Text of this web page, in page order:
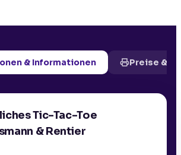
& Informationen Preise &
Tic-Tac-Toe
& Rentier